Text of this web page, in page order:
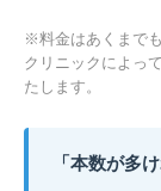
※料金はあくまで
クリニックによっ
たします。
「本数が多